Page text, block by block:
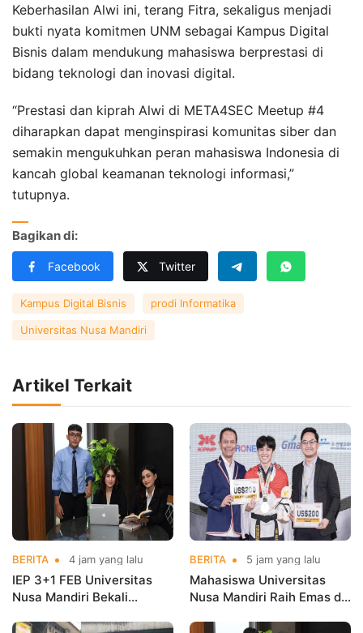
Keberhasilan Alwi ini, terang Fitra, sekaligus menjadi
bukti nyata komitmen UNM sebagai Kampus Digital
Bisnis dalam mendukung mahasiswa berprestasi di
bidang teknologi dan inovasi digital.
“Prestasi dan kiprah Alwi di META4SEC Meetup #4
diharapkan dapat menginspirasi komunitas siber dan
semakin mengukuhkan peran mahasiswa Indonesia di
kancah global keamanan teknologi informasi,”
tutupnya.
Bagikan di:
Facebook Twitter
Kampus Digital Bisnis prodi Informatika
Universitas Nusa Mandiri
Artikel Terkait
BERITA 4 jam yang lalu
IEP 3+1 FEB Universitas
Nusa Mandiri Bekali
BERITA 5 jam yang lalu
Mahasiswa Universitas
Nusa Mandiri Raih Emas di